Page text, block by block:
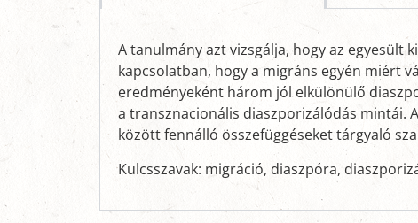
A tanulmány azt vizsgálja, hogy az
kapcsolatban, hogy a migráns egyén miért
eredményeként három jól elkülönülő
a transznacionális diaszporizálódás mintái.
között fennálló összefüggéseket tárgyaló
Kulcsszavak: migráció, diaszpóra,